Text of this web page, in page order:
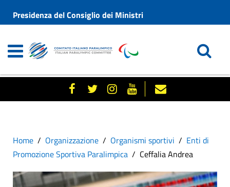
Presidenza del Consiglio dei Ministri
Home Organizzazione Organismi sportivi
Enti di
Promozione Sportiva Paralimpica
Ceffalia Andrea